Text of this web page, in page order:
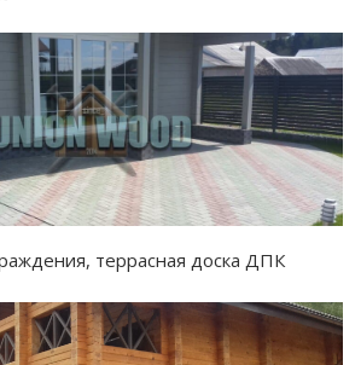
террасная доска ДПК